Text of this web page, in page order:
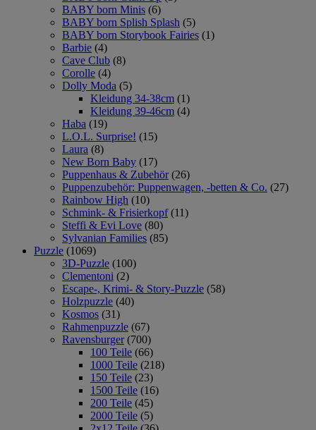
BABY born Minis (6)
BABY born Splish Splash (5)
BABY born Storybook Fairies (1)
Barbie (4)
Cave Club (8)
Corolle (4)
Dolly Moda (5)
Kleidung 34-38cm (1)
Kleidung 39-46cm (4)
Haba (19)
L.O.L. Surprise! (15)
Laura (8)
New Born Baby (17)
Puppenhaus & Zubehör (26)
Puppenzubehör: Puppenwagen, -betten & Co. (27)
Rainbow High (10)
Schmink- & Frisierkopf (11)
Steffi & Evi Love (80)
Sylvanian Families (85)
Puzzle (1069)
3D-Puzzle (100)
Clementoni (2)
Escape-, Krimi- & Story-Puzzle (58)
Holzpuzzle (40)
Kosmos (31)
Rahmenpuzzle (67)
Ravensburger (700)
100 Teile (66)
1000 Teile (218)
150 Teile (23)
1500 Teile (16)
200 Teile (45)
2000 Teile (5)